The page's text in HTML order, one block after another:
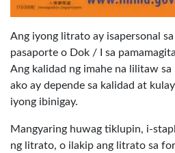
Ang iyong litrato ay isapersonal
pasaporte o Dok / I sa
Ang kalidad ng imahe na lilitaw
ako ay depende sa kalidad at
iyong ibinigay.
Mangyaring huwag tiklupin, i-
ng litrato, o ilakip ang litrato sa